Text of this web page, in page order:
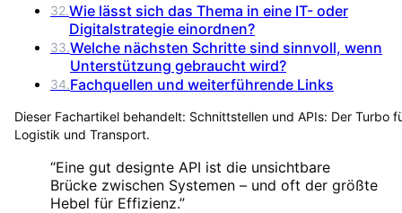
32.Wie lässt sich das Thema in eine IT- oder
Digitalstrategie einordnen?
33.Welche nächsten Schritte sind sinnvoll, wenn
Unterstützung gebraucht wird?
34.Fachquellen und weiterführende Links
Dieser Fachartikel behandelt: Schnittstellen und APIs: Der Turbo
Logistik und Transport.
“Eine gut designte API ist die unsichtbare
Brücke zwischen Systemen – und oft der größte
Hebel für Effizienz.”